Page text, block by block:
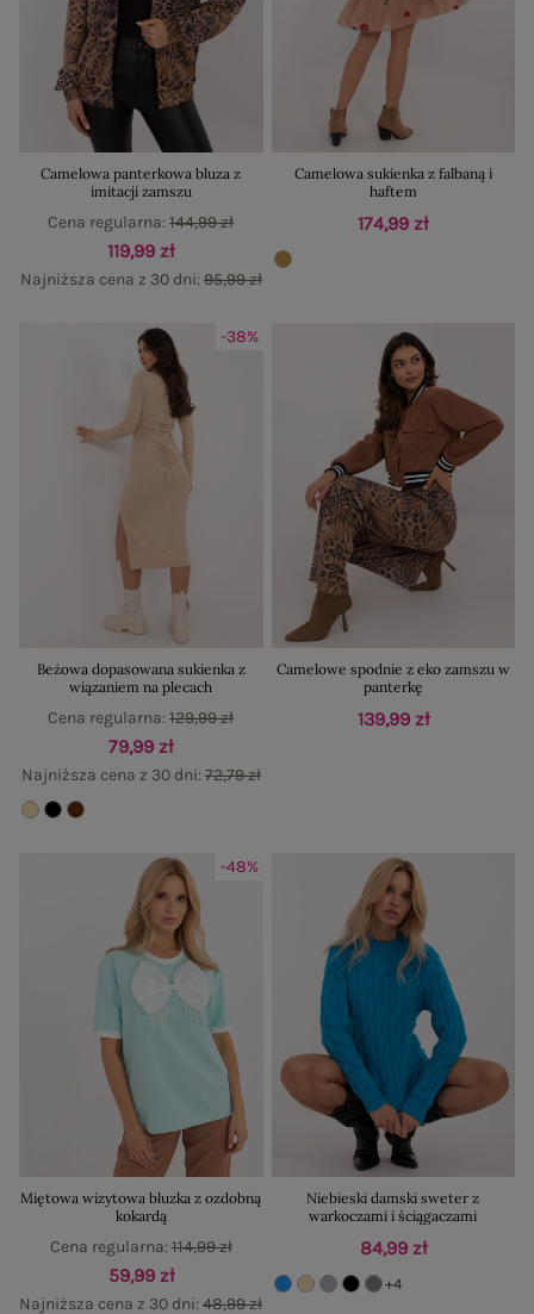
Camelowa panterkowa bluza z
imitacji zamszu
119,99 zł
Najniższa cena z 30 dni:95,99 zł
Cena regularna:144,99 zł
Camelowa sukienka z falbaną i
haftem
174,99 zł
-38%
Beżowa dopasowana sukienka z
wiązaniem na plecach
79,99 zł
Najniższa cena z 30 dni:72,79 zł
Cena regularna:129,99 zł
Camelowe spodnie z eko zamszu w
panterkę
139,99 zł
-48%
Miętowa wizytowa bluzka z ozdobną
kokardą
59,99 zł
Najniższa cena z 30 dni:48,99 zł
Cena regularna:114,99 zł
Niebieski damski sweter z
warkoczami i ściągaczami
84,99 zł
+4